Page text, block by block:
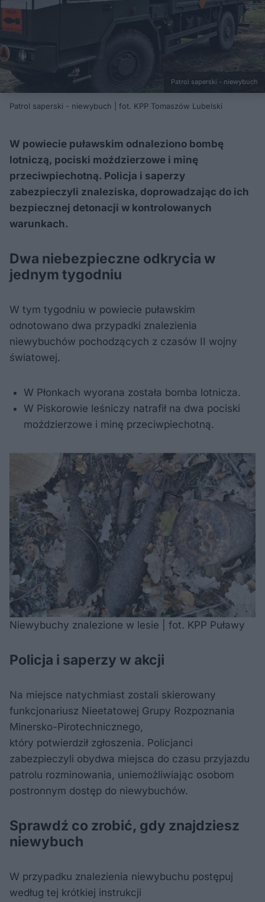
Patrol saperski - niewybuch
Patrol saperski - niewybuch | fot. KPP Tomaszów Lubelski
W powiecie puławskim odnaleziono bombę
lotniczą, pociski moździerzowe i minę
przeciwpiechotną. Policja i saperzy
zabezpieczyli znaleziska, doprowadzając do ich
bezpiecznej detonacji w kontrolowanych
warunkach.
Dwa niebezpieczne odkrycia w
jednym tygodniu
W tym tygodniu w powiecie puławskim
odnotowano dwa przypadki znalezienia
niewybuchów pochodzących z czasów II wojny
światowej.
W Płonkach wyorana została bomba lotnicza.
W Piskorowie leśniczy natrafił na dwa pociski
moździerzowe i minę przeciwpiechotną.
Niewybuchy znalezione w lesie | fot. KPP Puławy
Policja i saperzy w akcji
Na miejsce natychmiast zostali skierowany
funkcjonariusz Nieetatowej Grupy Rozpoznania
Minersko-Pirotechnicznego,
który potwierdził zgłoszenia. Policjanci
zabezpieczyli obydwa miejsca do czasu przyjazdu
patrolu rozminowania, uniemożliwiając osobom
postronnym dostęp do niewybuchów.
Sprawdź co zrobić, gdy znajdziesz
niewybuch
W przypadku znalezienia niewybuchu postępuj
według tej krótkiej instrukcji